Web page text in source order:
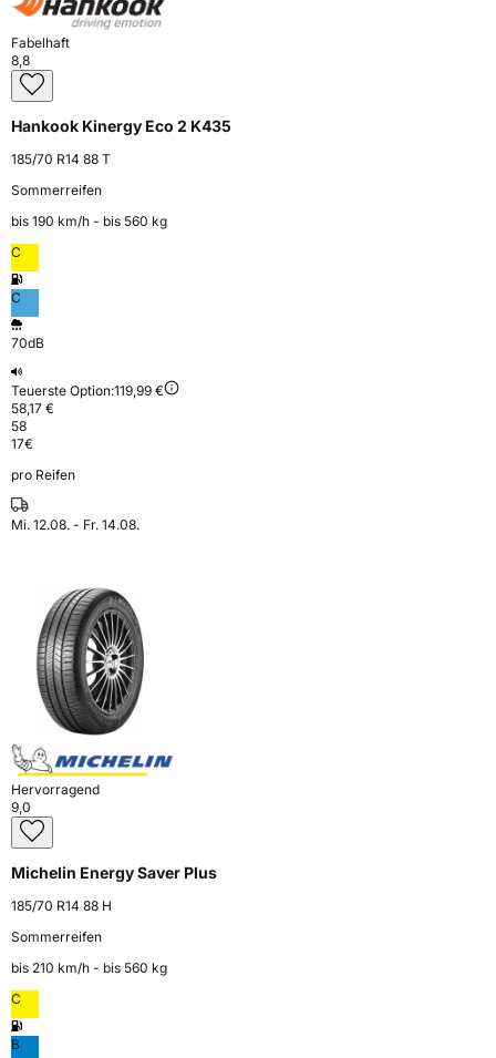
Fabelhaft
8,8
Hankook Kinergy Eco 2 K435
185/70 R14 88 T
Sommerreifen
bis 190 km⁠/⁠h - bis 560 kg
C
C
70dB
Teuerste Option:119,99 €
58,17 €
58
17€
pro Reifen
Mi. 12.08. - Fr. 14.08.
Hervorragend
9,0
Michelin Energy Saver Plus
185/70 R14 88 H
Sommerreifen
bis 210 km⁠/⁠h - bis 560 kg
C
B